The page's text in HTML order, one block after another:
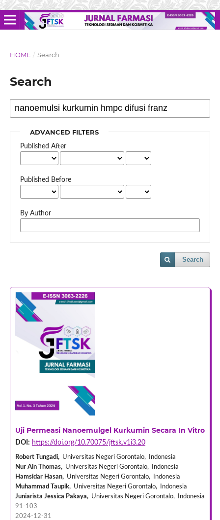
HOME / Search
Search
ADVANCED FILTERS
Published After
Published Before
By Author
Search
Uji Permeasi Nanoemulgel Kurkumin Secara In Vitro
DOI: https://doi.org/10.70075/jftsk.v1i3.20
Robert Tungadi,Universitas Negeri Gorontalo, Indonesia
Nur Ain Thomas,Universitas Negeri Gorontalo, Indonesia
Hamsidar Hasan,Universitas Negeri Gorontalo, Indonesia
Muhammad Taupik,Universitas Negeri Gorontalo, Indonesia
Juniarista Jessica Pakaya,Universitas Negeri Gorontalo, Indonesia
91-103
2024-12-31